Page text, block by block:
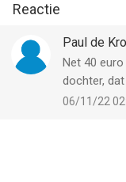
Reactie
Paul de
Net 40
dochter,
06/11/22